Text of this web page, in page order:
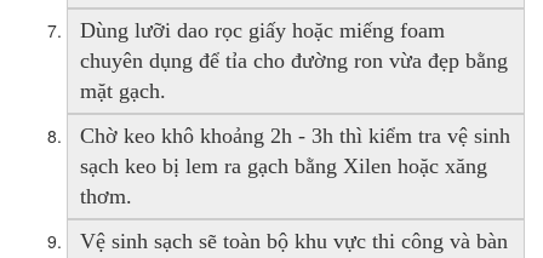
Dùng lưỡi dao rọc giấy hoặc miếng foam
chuyên dụng để tỉa cho đường ron vừa đẹp bằng
mặt gạch.
Chờ keo khô khoảng 2h - 3h thì kiểm tra vệ sinh
sạch keo bị lem ra gạch bằng Xilen hoặc xăng
thơm.
Vệ sinh sạch sẽ toàn bộ khu vực thi công và bàn